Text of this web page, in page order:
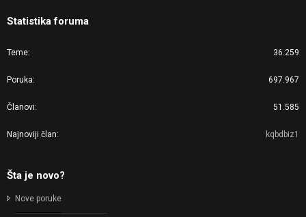
Statistika foruma
Teme 36.259
Poruka 697.967
Članovi 51.585
Najnoviji član kqbdbiz1
Šta je novo?
Nove poruke